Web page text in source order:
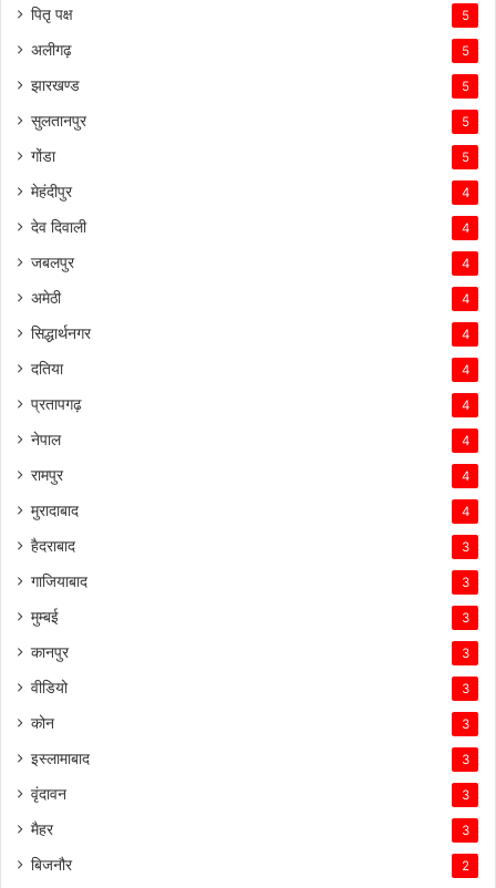
पितृ पक्ष 5
अलीगढ़ 5
झारखण्ड 5
सुलतानपुर 5
गोंडा 5
मेहंदीपुर 4
देव दिवाली 4
जबलपुर 4
अमेठी 4
सिद्धार्थनगर 4
दतिया 4
प्रतापगढ़ 4
नेपाल 4
रामपुर 4
मुरादाबाद 4
हैदराबाद 3
गाजियाबाद 3
मुम्बई 3
कानपुर 3
वीडियो 3
कोन 3
इस्लामाबाद 3
वृंदावन 3
मैहर 3
बिजनौर 2